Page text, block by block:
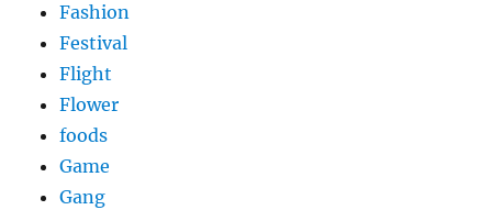
Fashion
Festival
Flight
Flower
foods
Game
Gang